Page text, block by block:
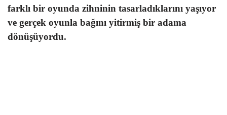
farklı bir oyunda zihninin tasarladıklarını yaşıyor
ve gerçek oyunla bağını yitirmiş bir adama
dönüşüyordu.